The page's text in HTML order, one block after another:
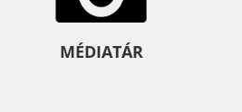
MÉDIATÁR